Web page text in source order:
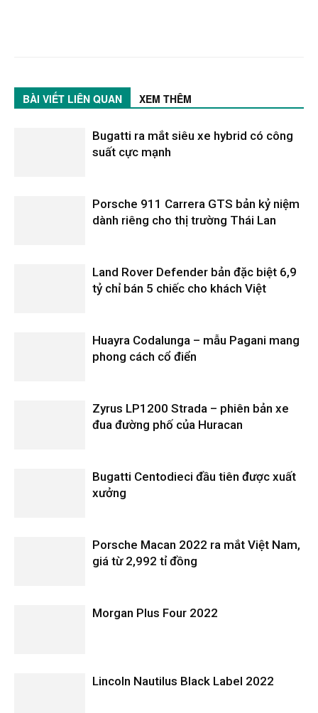
BÀI VIẾT LIÊN QUAN XEM THÊM
Bugatti ra mắt siêu xe hybrid có công
suất cực mạnh
Porsche 911 Carrera GTS bản kỷ niệm
dành riêng cho thị trường Thái Lan
Land Rover Defender bản đặc biệt 6,9
tỷ chỉ bán 5 chiếc cho khách Việt
Huayra Codalunga – mẫu Pagani mang
phong cách cổ điển
Zyrus LP1200 Strada – phiên bản xe
đua đường phố của Huracan
Bugatti Centodieci đầu tiên được xuất
xưởng
Porsche Macan 2022 ra mắt Việt Nam,
giá từ 2,992 tỉ đồng
Morgan Plus Four 2022
Lincoln Nautilus Black Label 2022